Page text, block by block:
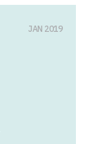
JAN 2019